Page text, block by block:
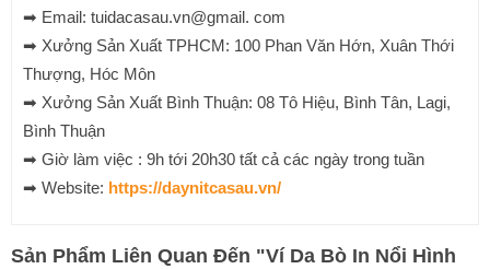
➡ Email: tuidacasau.vn@gmail. com
➡ Xưởng Sản Xuất TPHCM: 100 Phan Văn Hớn, Xuân Thới
Thượng, Hóc Môn
➡ Xưởng Sản Xuất Bình Thuận: 08 Tô Hiệu, Bình Tân, Lagi,
Bình Thuận
➡ Giờ làm việc : 9h tới 20h30 tất cả các ngày trong tuần
➡ Website: https://daynitcasau.vn/
Sản Phẩm Liên Quan Đến "Ví Da Bò In Nổi Hình